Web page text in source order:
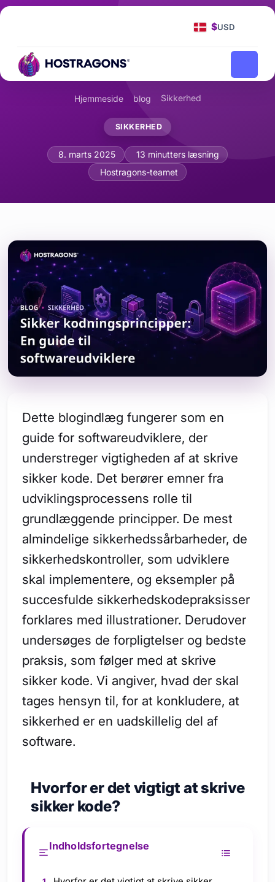
$USD
Hjemmeside blog Sikkerhed
SIKKERHED
Sikker Kode: Principper for
8. marts 2025
13 minutters læsning
Hostragons-teamet
Dette blogindlæg fungerer som en
guide for softwareudviklere, der
understreger vigtigheden af at skrive
sikker kode. Det berører emner fra
udviklingsprocessens rolle til
grundlæggende principper. De mest
almindelige sikkerhedssårbarheder, de
sikkerhedskontroller, som udviklere
skal implementere, og eksempler på
succesfulde sikkerhedskodepraksisser
forklares med illustrationer. Derudover
undersøges de forpligtelser og bedste
praksis, som følger med at skrive
sikker kode. Vi angiver, hvad der skal
tages hensyn til, for at konkludere, at
sikkerhed er en uadskillelig del af
software.
Hvorfor er det vigtigt at skrive
sikker kode?
Indholdsfortegnelse